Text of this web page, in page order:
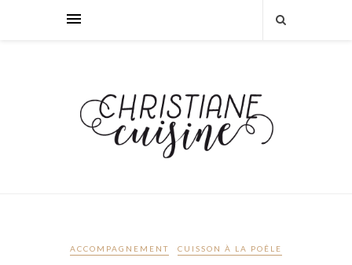
ACCOMPAGNEMENT CUISSON À LA POÊLE